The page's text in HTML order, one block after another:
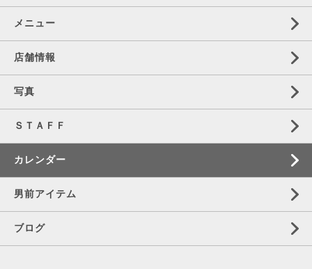
メニュー
店舗情報
写真
ＳＴＡＦＦ
カレンダー
男前アイテム
ブログ